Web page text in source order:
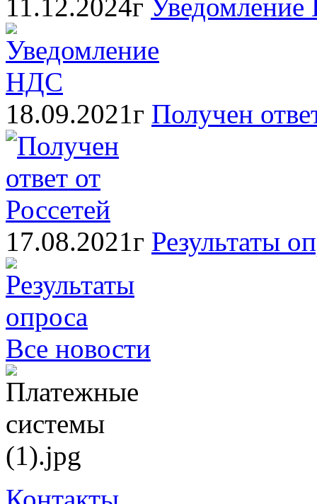
11.12.2024г
18.09.2021г Получен
17.08.2021г Результаты
Все новости